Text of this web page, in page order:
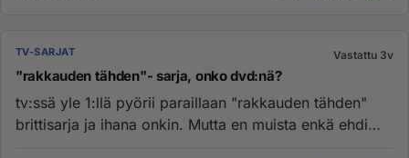
TV-SARJAT Vastattu 3v
"rakkauden tähden"- sarja, onko dvd:nä?
tv:ssä yle 1:llä pyörii paraillaan "rakkauden tähden"
brittisarja ja ihana onkin. Mutta en muista enkä ehdi